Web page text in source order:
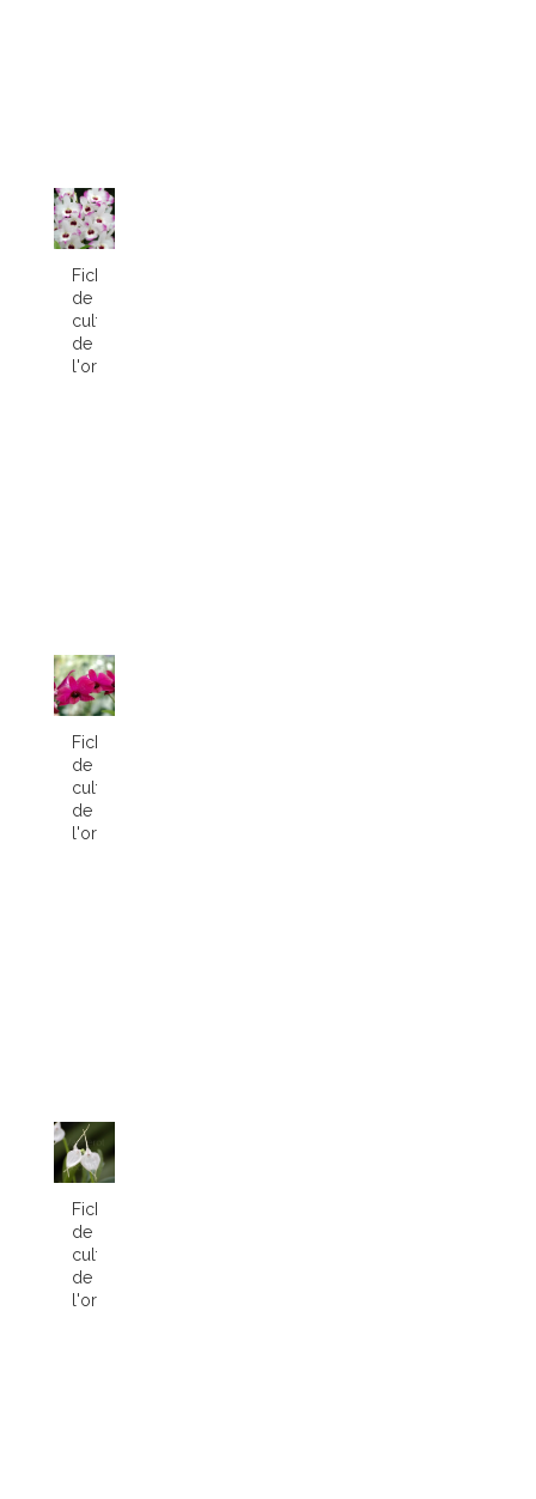
Fiche
de
culture
de
l'orchidée...
Fiche
de
culture
de
l'orchidée...
Fiche
de
culture
de
l'orchidée...